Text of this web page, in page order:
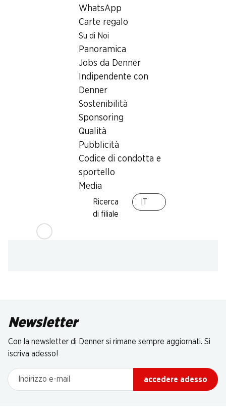
WhatsApp
Carte regalo
Su di Noi
Panoramica
Jobs da Denner
Indipendente con
Denner
Sostenibilità
Sponsoring
Qualità
Pubblicità
Codice di condotta e
sportello
Media
Ricerca
di filiale
Orari di apertura speciali
Prelievo di contanti con Post-Card / M-
Newsletter
Con la newsletter di Denner si rimane sempre aggiornati. Si
iscriva adesso!
Indirizzo e-mail
accedere adesso